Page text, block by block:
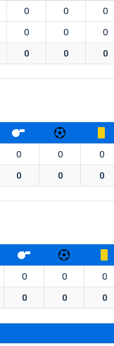
0 0 0
0 0 0
0 0 0
0 0 0
0 0 0
0 0 0
0 0 0